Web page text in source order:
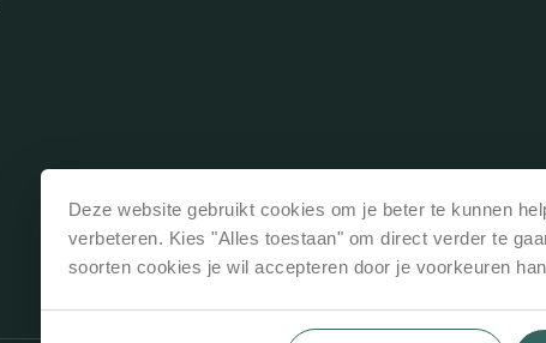
Deze website gebruikt cookies om je beter te kunnen
verbeteren. Kies "Alles toestaan" om direct verder te
soorten cookies je wil accepteren door je voorkeuren